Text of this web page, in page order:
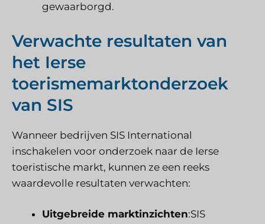
gewaarborgd.
Verwachte resultaten van
het Ierse
toerismemarktonderzoek
van SIS
Wanneer bedrijven SIS International
inschakelen voor onderzoek naar de Ierse
toeristische markt, kunnen ze een reeks
waardevolle resultaten verwachten:
Uitgebreide marktinzichten:SIS